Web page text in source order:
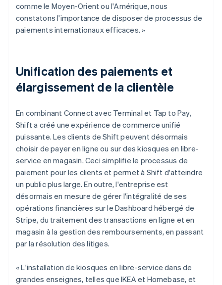
comme le Moyen-Orient ou l'Amérique, nous
constatons l'importance de disposer de processus de
paiements internationaux efficaces. »
Unification des paiements et
élargissement de la clientèle
En combinant Connect avec Terminal et Tap to Pay,
Shift a créé une expérience de commerce unifié
puissante. Les clients de Shift peuvent désormais
choisir de payer en ligne ou sur des kiosques en libre-
service en magasin. Ceci simplifie le processus de
paiement pour les clients et permet à Shift d'atteindre
un public plus large. En outre, l'entreprise est
désormais en mesure de gérer l'intégralité de ses
opérations financières sur le Dashboard hébergé de
Stripe, du traitement des transactions en ligne et en
magasin à la gestion des remboursements, en passant
par la résolution des litiges.
« L'installation de kiosques en libre-service dans de
grandes enseignes, telles que IKEA et Homebase, et